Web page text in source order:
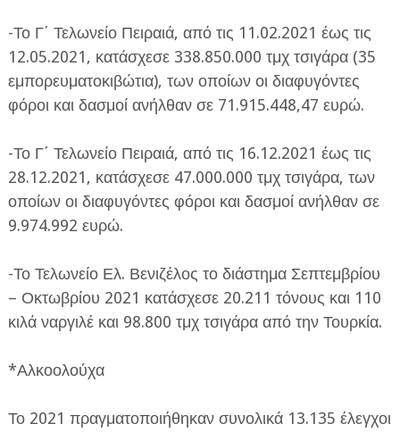
-Το Γ΄ Τελωνείο Πειραιά, από τις 11.02.2021 έως τις
12.05.2021, κατάσχεσε 338.850.000 τμχ τσιγάρα (35
εμπορευματοκιβώτια), των οποίων οι διαφυγόντες
φόροι και δασμοί ανήλθαν σε 71.915.448,47 ευρώ.
-Το Γ΄ Τελωνείο Πειραιά, από τις 16.12.2021 έως τις
28.12.2021, κατάσχεσε 47.000.000 τμχ τσιγάρα, των
οποίων οι διαφυγόντες φόροι και δασμοί ανήλθαν σε
9.974.992 ευρώ.
-Το Τελωνείο Ελ. Βενιζέλος το διάστημα Σεπτεμβρίου
– Οκτωβρίου 2021 κατάσχεσε 20.211 τόνους και 110
κιλά ναργιλέ και 98.800 τμχ τσιγάρα από την Τουρκία.
*Αλκοολούχα
Το 2021 πραγματοποιήθηκαν συνολικά 13.135 έλεγχοι